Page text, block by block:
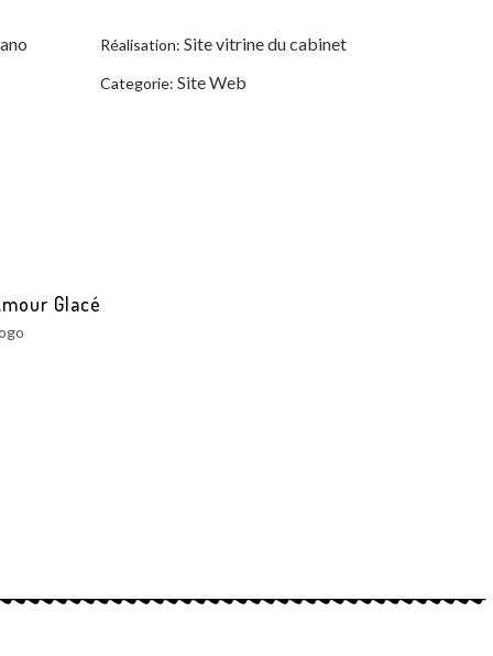
Réalisation: Site vitrine du cabinet
Categorie: Site Web
Glacé